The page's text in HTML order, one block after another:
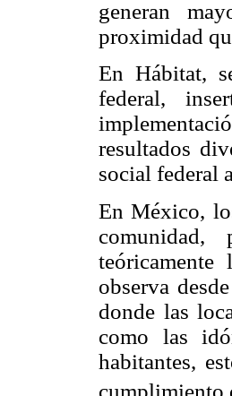
generan
proximidad
En Hábitat,
federal,
resultados
social federal
En México,
comunidad,
observa
donde las
como las
habitantes,
cumplimiento